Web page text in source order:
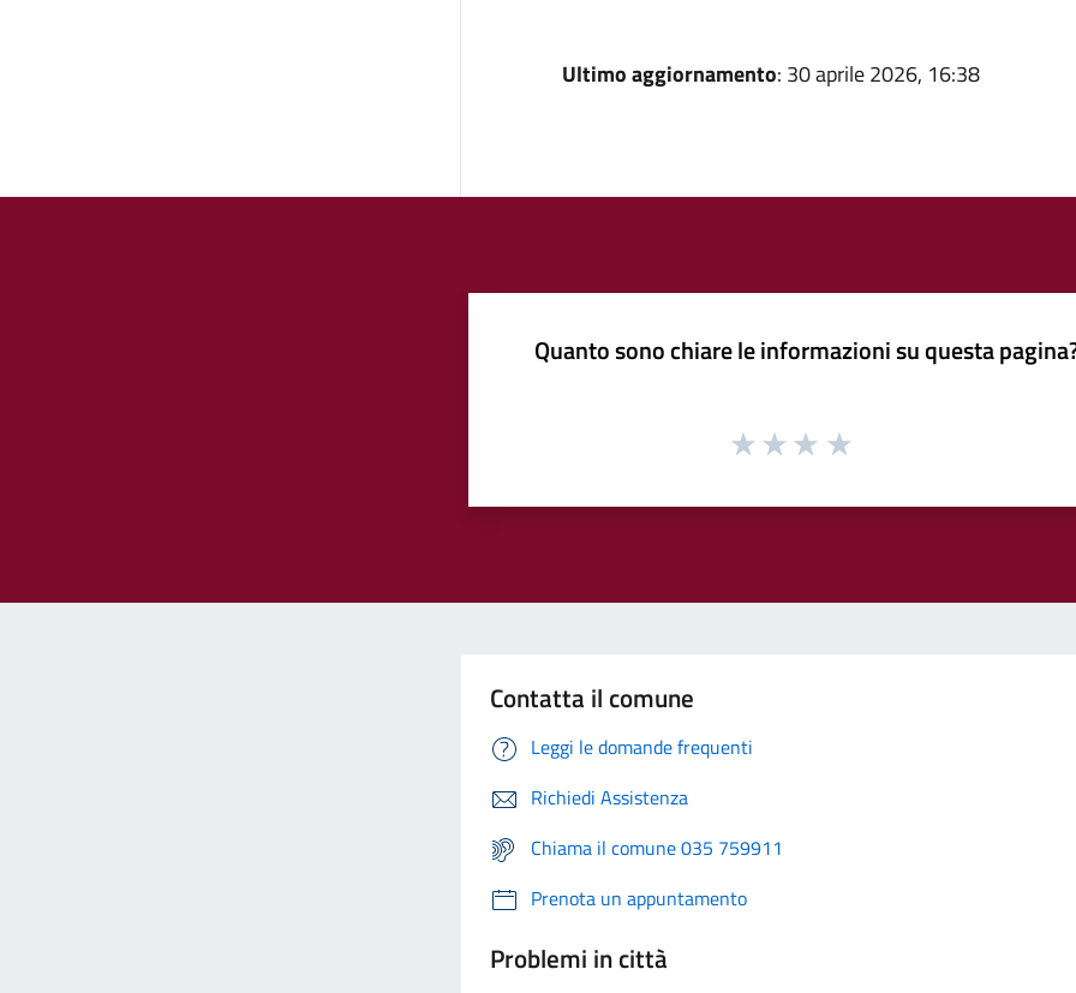
Ultimo aggiornamento: 30 aprile 2026, 16:38
Quanto sono chiare le informazioni su questa
Contatta il comune
Leggi le domande frequenti
Richiedi Assistenza
Chiama il comune 035 759911
Prenota un appuntamento
Problemi in città